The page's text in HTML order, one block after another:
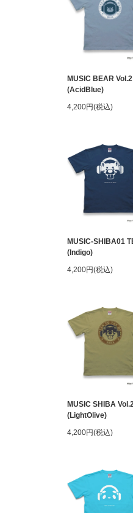
MUSIC BEAR
(AcidBlue)
4,200円(税込)
MUSIC-SHIBA01
(Indigo)
4,200円(税込)
MUSIC SHIBA
(LightOlive)
4,200円(税込)